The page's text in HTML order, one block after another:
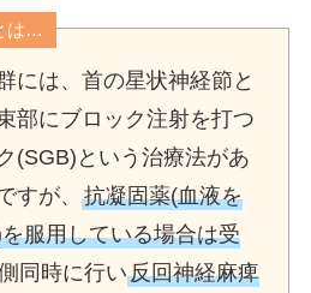
は…
には、首の星状神経節と
部にブロック注射を打つ
(SGB)という治療法があ
すが、抗凝固薬(血液を
服用している場合は受
同時に行い反回神経麻痺